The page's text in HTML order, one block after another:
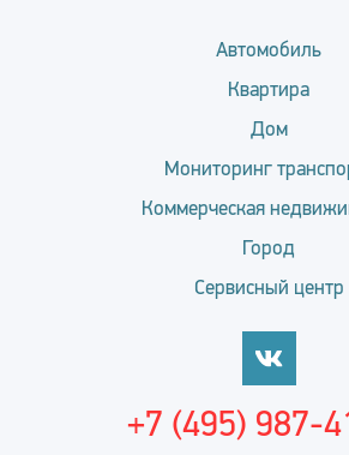
Автомобиль
Квартира
Дом
Мониторинг
Коммерческая
Город
Сервисный центр
+7 (495) 987-